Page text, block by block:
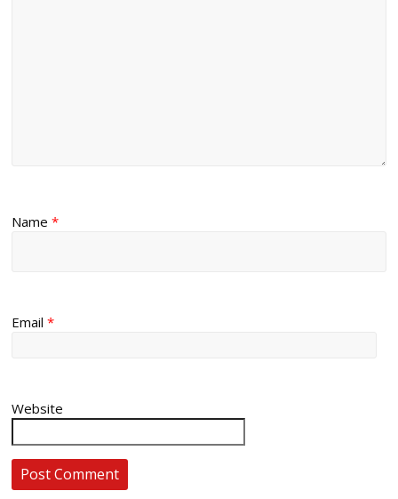
Name*
Email*
Website